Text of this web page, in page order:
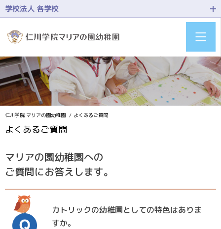
学校法人 各学校
仁川学院 マリアの園幼稚園 よくあるご質問
よくあるご質問
マリアの園幼稚園への
ご質問にお答えします。
カトリックの幼稚園としての特色はありま
すか。